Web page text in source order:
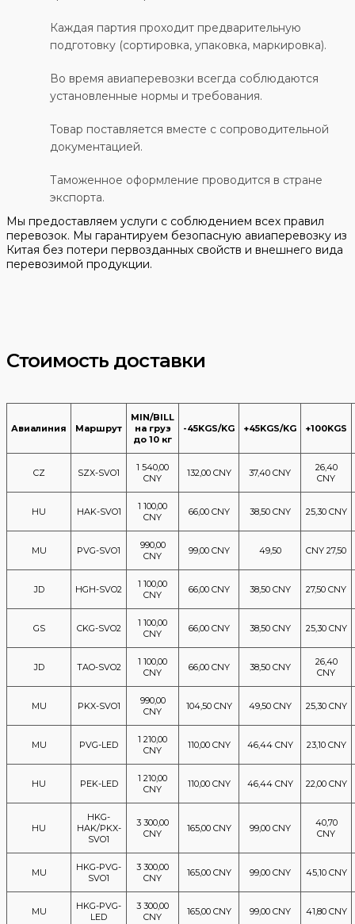
Каждая партия проходит предварительную
подготовку (сортировка, упаковка, маркировка).
Во время авиаперевозки всегда соблюдаются
установленные нормы и требования.
Товар поставляется вместе с сопроводительной
документацией.
Таможенное оформление проводится в стране
экспорта.
Мы предоставляем услуги с соблюдением всех правил
перевозок. Мы гарантируем безопасную авиаперевозку из
Китая без потери первозданных свойств и внешнего вида
перевозимой продукции.
Стоимость доставки
Авиалиния Маршрут
MIN/BILL
на груз
до 10 кг
-45KGS/KG +45KGS/KG +100KGS
CZ SZX-SVO1
1 540,00
CNY
132,00 CNY 37,40 CNY
26,40
CNY
HU HAK-SVO1
1 100,00
CNY
66,00 CNY 38,50 CNY 25,30 CNY
MU PVG-SVO1
990,00
CNY
99,00 CNY 49,50 CNY 27,50
JD HGH-SVO2
1 100,00
CNY
66,00 CNY 38,50 CNY 27,50 CNY
GS CKG-SVO2
1 100,00
CNY
66,00 CNY 38,50 CNY 25,30 CNY
JD TAO-SVO2
1 100,00
CNY
66,00 CNY 38,50 CNY
26,40
CNY
MU PKX-SVO1
990,00
CNY
104,50 CNY 49,50 CNY 25,30 CNY
MU PVG-LED
1 210,00
CNY
110,00 CNY 46,44 CNY 23,10 CNY
HU PEK-LED
1 210,00
CNY
110,00 CNY 46,44 CNY 22,00 CNY
HU
HKG-
HAK/PKX-
SVO1
3 300,00
CNY
165,00 CNY 99,00 CNY
40,70
CNY
MU
HKG-PVG-
SVO1
3 300,00
CNY
165,00 CNY 99,00 CNY 45,10 CNY
MU
HKG-PVG-
LED
3 300,00
CNY
165,00 CNY 99,00 CNY 41,80 CNY